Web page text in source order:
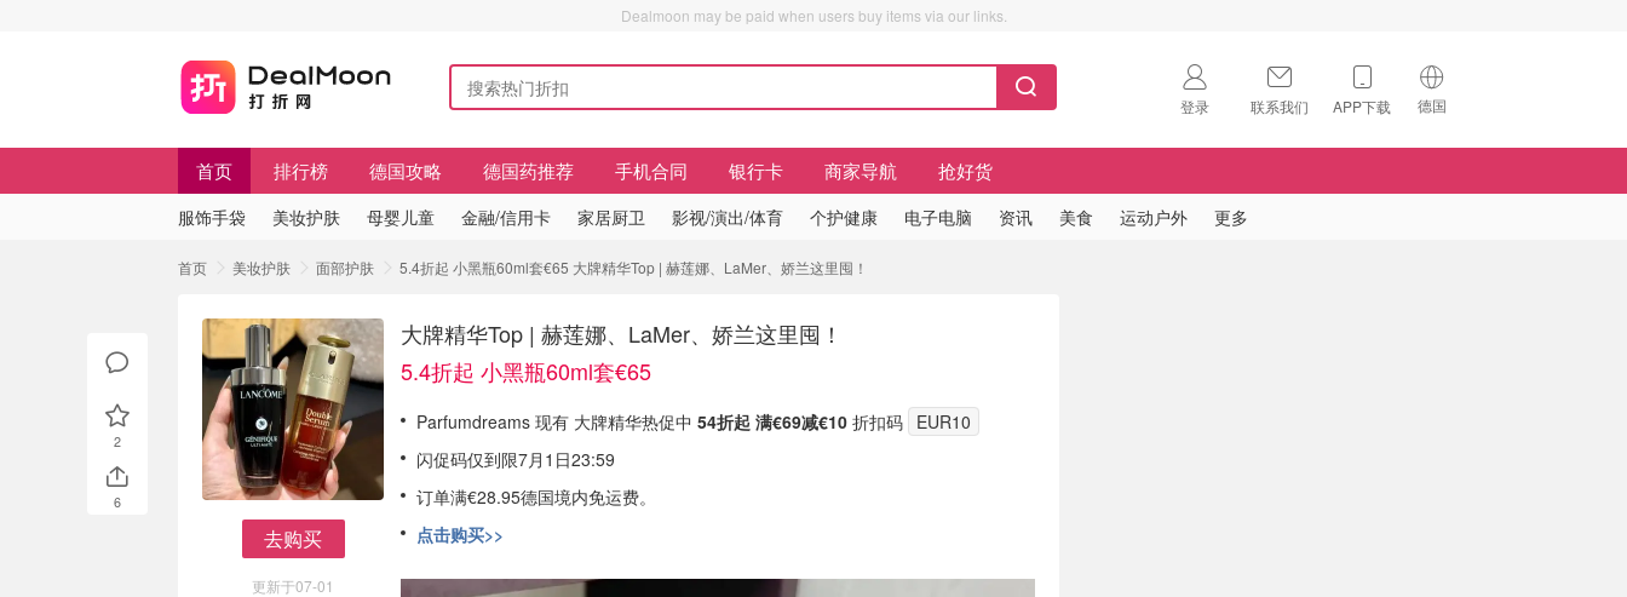
Dealmoon may be paid when users buy items via our links.
登录 联系我们 APP下载 德国
🇺🇸
首页 排行榜 德国攻略 德国药推荐 手机合同 银行卡 商家导航 抢好货
服饰手袋 美妆护肤 母婴儿童 金融/信用卡 家居厨卫 影视/演出/体育 个护健康 电子电脑 资讯 美食 运动户外 更多
首页 美妆护肤 面部护肤 5.4折起 小黑瓶60ml套€65 大牌精华Top | 赫莲娜、LaMer、娇兰这里囤！
去购买
更新于07-01
大牌精华Top | 赫莲娜、LaMer、娇兰这里囤！
5.4折起 小黑瓶60ml套€65
Parfumdreams 现有 大牌精华热促中 54折起 满€69减€10 折扣码 EUR10
闪促码仅到限7月1日23:59
订单满€28.95德国境内免运费。
点击购买>>
2
6